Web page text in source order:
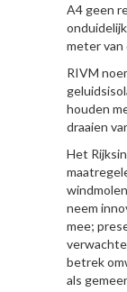
A4 geen
meter
RIVM
houden
draaien
Het
neem
mee;
betrek
als